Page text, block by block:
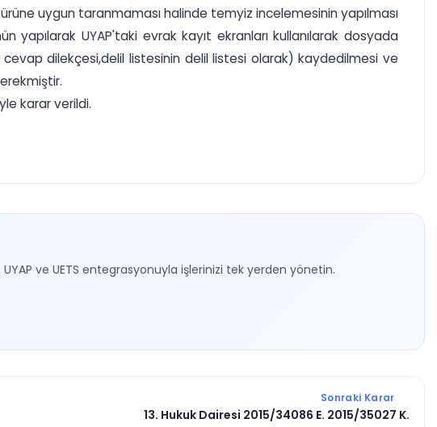
uygun taranmaması halinde temyiz incelemesinin yapılması
UYAP'taki evrak kayıt ekranları kullanılarak dosyada
dilekçesi,delil listesinin delil listesi olarak) kaydedilmesi ve
karar verildi.
ve UETS entegrasyonuyla işlerinizi tek yerden yönetin.
Sonraki Karar
13. Hukuk Dairesi 2015/34086 E. 2015/35027 K.